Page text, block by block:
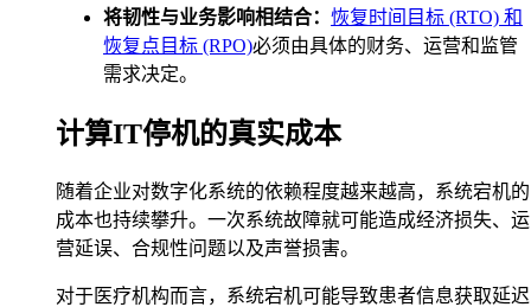
将韧性与业务影响相结合： 恢复时间目标 (RTO) 和
恢复点目标 (RPO)必须由具体的财务、运营和监管
需求决定。
计算IT停机的真实成本
随着企业对数字化系统的依赖程度越来越高，系统宕机的
成本也持续攀升。一次系统故障就可能造成经济损失、运
营延误、合规性问题以及声誉损害。
对于医疗机构而言，系统宕机可能导致患者信息获取延迟